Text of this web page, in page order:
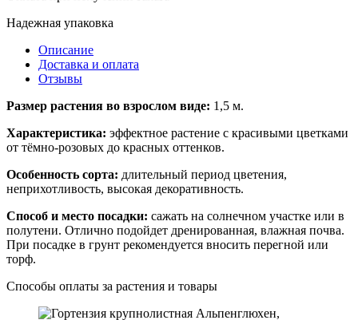
Надежная упаковка
Описание
Доставка и оплата
Отзывы
Размер растения во взрослом виде: 1,5 м.
Характеристика: эффектное растение с красивыми цветками
от тёмно-розовых до красных оттенков.
Особенность сорта: длительный период цветения,
неприхотливость, высокая декоративность.
Способ и место посадки: сажать на солнечном участке или в
полутени. Отлично подойдет дренированная, влажная почва.
При посадке в грунт рекомендуется вносить перегной или
торф.
Способы оплаты за растения и товары